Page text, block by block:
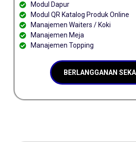
Modul Dapur
Modul QR Katalog Produk Online
Manajemen Waiters / Koki
Manajemen Meja
Manajemen Topping
BERLANGGANAN